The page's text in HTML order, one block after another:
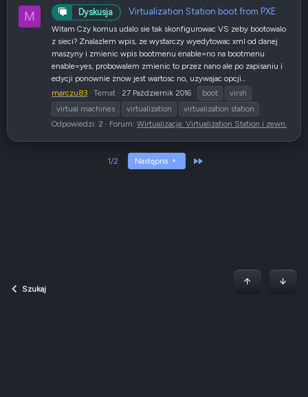
M Dyskusja Virtualization Station boot from PXE
Witam Czy komus udalo sie tak skonfigurowac VS zeby bootowalo
z sieci? Znalazlem wpis, ze wystarczy wyedytowac xml od danej
maszyny i zmienic wpis bootmenu enable=no na bootmenu
enable=yes, probowalem zmienic to przez nano ale po zapisaniu i
edycji ponownie znow jest wartosc no, uzywajac opcji...
marczu83
Temat 27 Październik 2016 boot
virsh
virtual machines
virtualization
virtualization station
Odpowiedzi: 2
Forum: Wirtualizacja: Virtualization Station i zewn.
1/2 Następna
Szukaj PoczątekDół